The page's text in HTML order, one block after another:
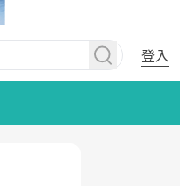
登入